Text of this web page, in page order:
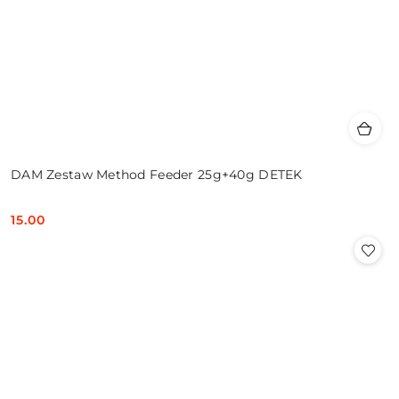
DAM Zestaw Method Feeder 25g+40g DETEK
Cena:
15.00